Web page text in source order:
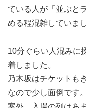
ている人が「並ぶと
める程混雑していま
10分ぐらい人混みに
着しました。
乃木坂はチケットも
なので少し面倒です。
案外、入場の列はあ